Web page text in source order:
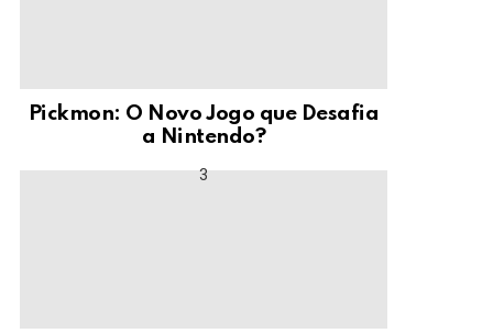
Pickmon: O Novo Jogo que Desafia
a Nintendo?